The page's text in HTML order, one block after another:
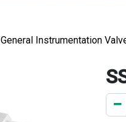
General Instrumentation